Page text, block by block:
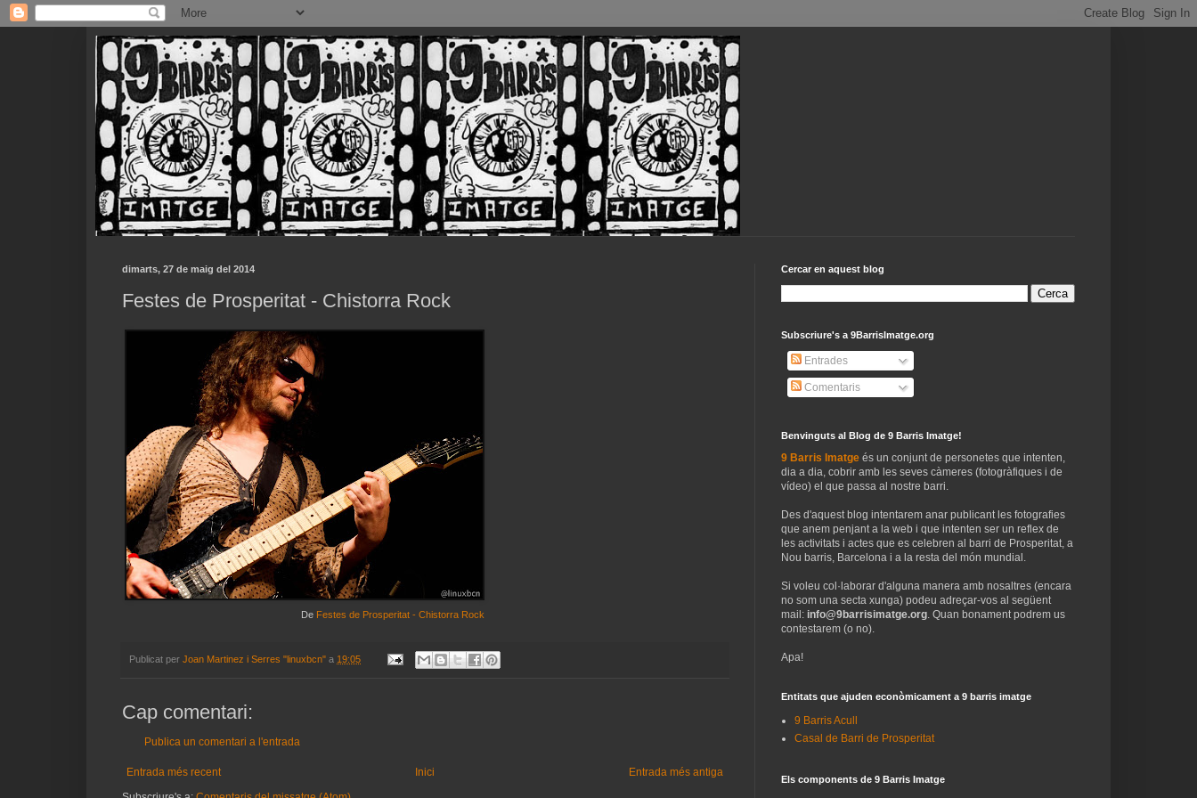
dimarts, 27 de maig del 2014
Festes de Prosperitat - Chistorra Rock
De Festes de Prosperitat - Chistorra Rock
Publicat per Joan Martinez i Serres "linuxbcn" a 19:05
Cap comentari:
Publica un comentari a l'entrada
Entrada més recent Entrada més antiga
Inici
Cercar en aquest blog
Subscriure's a 9BarrisImatge.org
Entrades
Comentaris
Benvinguts al Blog de 9 Barris Imatge!
9 Barris Imatge és un conjunt de personetes que intenten,
dia a dia, cobrir amb les seves càmeres (fotogràfiques i de
vídeo) el que passa al nostre barri.
Des d'aquest blog intentarem anar publicant les fotografies
que anem penjant a la web i que intenten ser un reflex de
les activitats i actes que es celebren al barri de Prosperitat, a
Nou barris, Barcelona i a la resta del món mundial.
Si voleu col·laborar d'alguna manera amb nosaltres (encara
no som una secta xunga) podeu adreçar-vos al següent
mail: info@9barrisimatge.org. Quan bonament podrem us
contestarem (o no).
Apa!
Entitats que ajuden econòmicament a 9 barris imatge
9 Barris Acull
Casal de Barri de Prosperitat
Els components de 9 Barris Imatge